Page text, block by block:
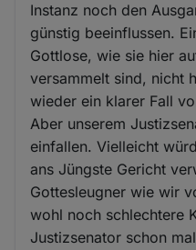
Instanz noch den
günstig beeinflussen.
Gottlose, wie sie hier
versammelt sind, nicht
wieder ein klarer Fall
Aber unserem
einfallen. Vielleicht
ans Jüngste Gericht
Gottesleugner wie wir
wohl noch schlechtere
Justizsenator schon